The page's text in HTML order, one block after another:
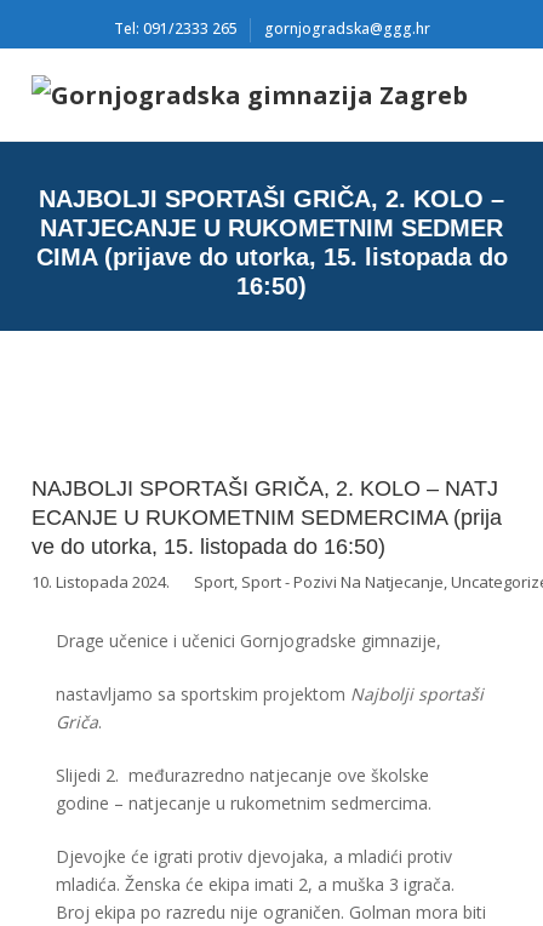
Tel: 091/2333 265 gornjogradska@ggg.hr
NAJBOLJI SPORTAŠI GRIČA, 2. KOLO –
NATJECANJE U RUKOMETNIM SEDMER
CIMA (prijave do utorka, 15. listopada do
16:50)
NAJBOLJI SPORTAŠI GRIČA, 2. KOLO – NATJ
ECANJE U RUKOMETNIM SEDMERCIMA (prija
ve do utorka, 15. listopada do 16:50)
10. Listopada 2024. Sport, Sport - Pozivi Na Natjecanje,
Drage učenice i učenici Gornjogradske gimnazije,
nastavljamo sa sportskim projektom Najbolji sportaši
Griča.
Slijedi 2. međurazredno natjecanje ove školske
godine – natjecanje u rukometnim sedmercima.
Djevojke će igrati protiv djevojaka, a mladići protiv
mladića. Ženska će ekipa imati 2, a muška 3 igrača.
Broj ekipa po razredu nije ograničen. Golman mora biti